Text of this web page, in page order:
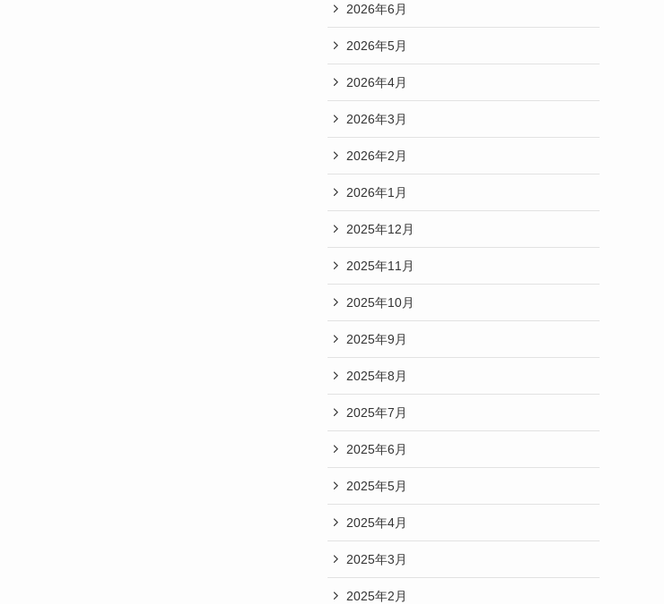
2026年6月
2026年5月
2026年4月
2026年3月
2026年2月
2026年1月
2025年12月
2025年11月
2025年10月
2025年9月
2025年8月
2025年7月
2025年6月
2025年5月
2025年4月
2025年3月
2025年2月